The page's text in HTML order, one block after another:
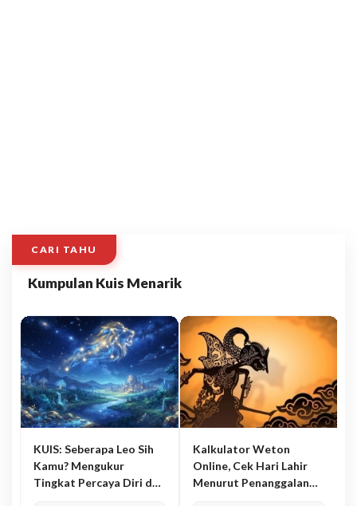
CARI TAHU
Kumpulan Kuis Menarik
KUIS: Seberapa Leo Sih
Kamu? Mengukur
Tingkat Percaya Diri dan
Kalkulator Weton
Online, Cek Hari Lahir
Menurut Penanggalan